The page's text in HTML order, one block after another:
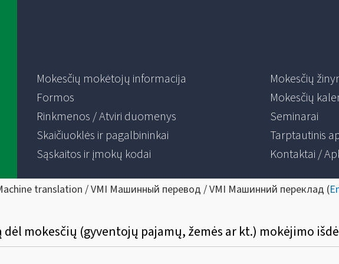
Mokesčių mokėtojų informacija
Formos
Rinkmenos / Atviri duomenys
Skaičiuoklės ir pagalbininkai
Sąskaitos ir įmokų kodai
Mokesčių
Mokesčių
Seminarai
Tarptautinis
Kontaktai /
translation / VMI Машинный перевод / VMI Машинний переклад (